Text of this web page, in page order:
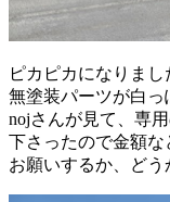
ピカピカになりまし
無塗装パーツが白
nojさんが見て、専
下さったので金額な
お願いするか、どう